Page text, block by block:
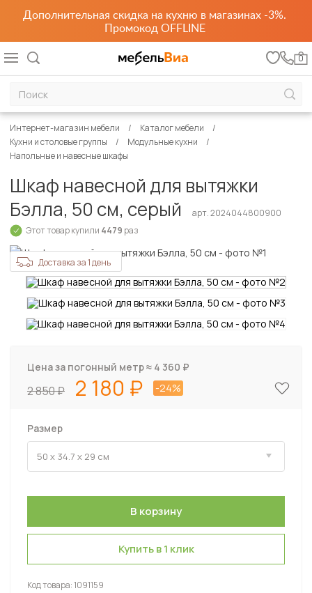
Дополнительная скидка на кухню в магазинах -3%.
Промокод OFFLINE
0
Интернет-магазин мебели
Каталог мебели
Кухни и столовые группы
Модульные кухни
Напольные и навесные шкафы
Шкаф навесной для вытяжки
Бэлла, 50 см, серый
арт. 2024044800900
Этот товар купили 4479 раз
Доставка за 1 день
Цена за погонный метр ≈ 4 360 ₽
2 850 2 180 -24%
Размер
Купить в 1 клик
Код товара:1091159